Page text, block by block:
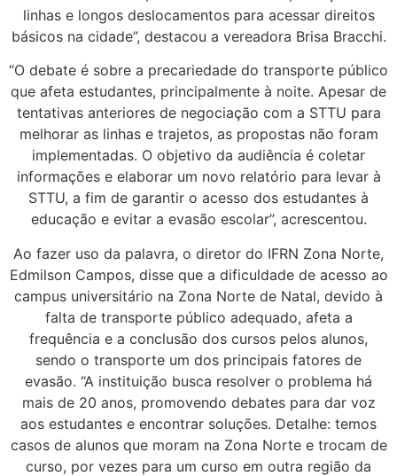
linhas e longos deslocamentos para acessar direitos
básicos na cidade”, destacou a vereadora Brisa Bracchi.
“O debate é sobre a precariedade do transporte público
que afeta estudantes, principalmente à noite. Apesar de
tentativas anteriores de negociação com a STTU para
melhorar as linhas e trajetos, as propostas não foram
implementadas. O objetivo da audiência é coletar
informações e elaborar um novo relatório para levar à
STTU, a fim de garantir o acesso dos estudantes à
educação e evitar a evasão escolar”, acrescentou.
Ao fazer uso da palavra, o diretor do IFRN Zona Norte,
Edmilson Campos, disse que a dificuldade de acesso ao
campus universitário na Zona Norte de Natal, devido à
falta de transporte público adequado, afeta a
frequência e a conclusão dos cursos pelos alunos,
sendo o transporte um dos principais fatores de
evasão. “A instituição busca resolver o problema há
mais de 20 anos, promovendo debates para dar voz
aos estudantes e encontrar soluções. Detalhe: temos
casos de alunos que moram na Zona Norte e trocam de
curso, por vezes para um curso em outra região da